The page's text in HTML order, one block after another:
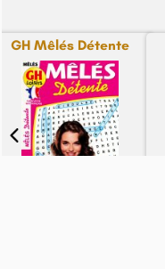
GH Mêlés Détente